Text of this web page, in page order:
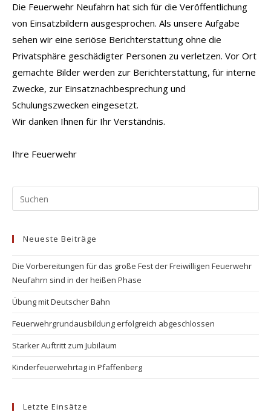
Die Feuerwehr Neufahrn hat sich für die Veröffentlichung
von Einsatzbildern ausgesprochen. Als unsere Aufgabe
sehen wir eine seriöse Berichterstattung ohne die
Privatsphäre geschädigter Personen zu verletzen. Vor Ort
gemachte Bilder werden zur Berichterstattung, für interne
Zwecke, zur Einsatznachbesprechung und
Schulungszwecken eingesetzt.
Wir danken Ihnen für Ihr Verständnis.
Ihre Feuerwehr
Neueste Beiträge
Die Vorbereitungen für das große Fest der Freiwilligen Feuerwehr
Neufahrn sind in der heißen Phase
Übung mit Deutscher Bahn
Feuerwehrgrundausbildung erfolgreich abgeschlossen
Starker Auftritt zum Jubiläum
Kinderfeuerwehrtag in Pfaffenberg
Letzte Einsätze